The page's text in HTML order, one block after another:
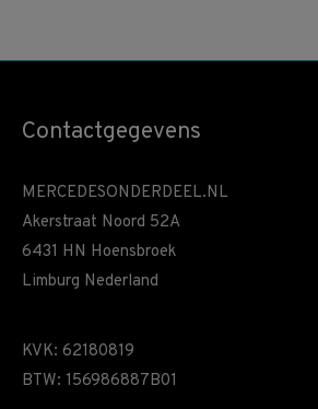
Contactgegevens
MERCEDESONDERDEEL.NL
Akerstraat Noord 52A
6431 HN Hoensbroek
Limburg Nederland
KVK: 62180819
BTW: 156986887B01